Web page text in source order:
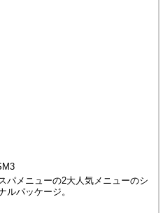
パメニューの2大人気メニューのシ
ルパッケージ。